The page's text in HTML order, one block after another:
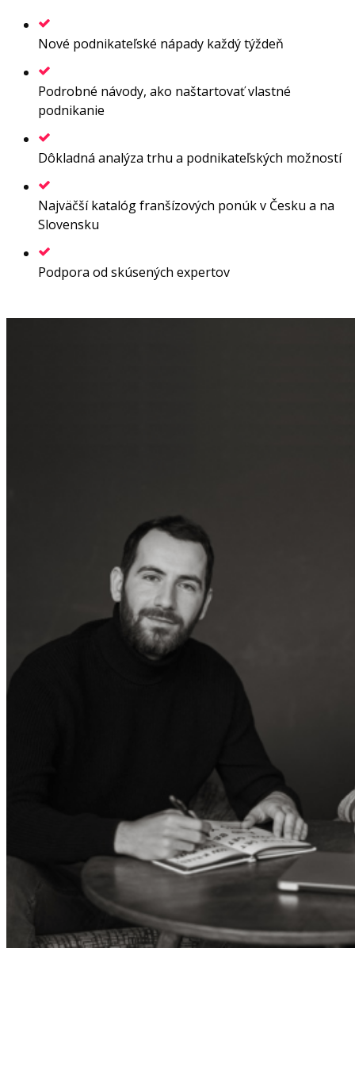
Nové podnikateľské nápady každý týždeň
Podrobné návody, ako naštartovať vlastné
podnikanie
Dôkladná analýza trhu a podnikateľských možností
Najväčší katalóg franšízových ponúk v Česku a na
Slovensku
Podpora od skúsených expertov